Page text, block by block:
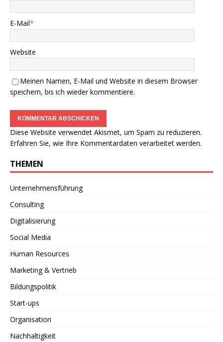
E-Mail*
Website
Meinen Namen, E-Mail und Website in diesem Browser
speichern, bis ich wieder kommentiere.
Diese Website verwendet Akismet, um Spam zu reduzieren.
Erfahren Sie, wie Ihre Kommentardaten verarbeitet werden.
THEMEN
Unternehmensführung
Consulting
Digitalisierung
Social Media
Human Resources
Marketing & Vertrieb
Bildungspolitik
Start-ups
Organisation
Nachhaltigkeit